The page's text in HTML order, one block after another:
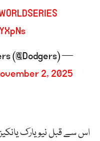
— Los Angeles Dodgers (@Dodgers)
2, 2025
اس سے قبل نیو یارک